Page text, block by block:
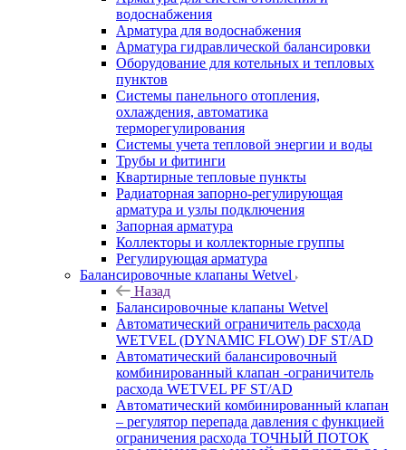
водоснабжения
Арматура для водоснабжения
Арматура гидравлической балансировки
Оборудование для котельных и тепловых
пунктов
Системы панельного отопления,
охлаждения, автоматика
терморегулирования
Системы учета тепловой энергии и воды
Трубы и фитинги
Квартирные тепловые пункты
Радиаторная запорно-регулирующая
арматура и узлы подключения
Запорная арматура
Коллекторы и коллекторные группы
Регулирующая арматура
Балансировочные клапаны Wetvel
Назад
Балансировочные клапаны Wetvel
Автоматический ограничитель расхода
WETVEL (DYNAMIC FLOW) DF ST/AD
Автоматический балансировочный
комбинированный клапан -ограничитель
расхода WETVEL PF ST/AD
Автоматический комбинированный клапан
– регулятор перепада давления с функцией
ограничения расхода ТОЧНЫЙ ПОТОК